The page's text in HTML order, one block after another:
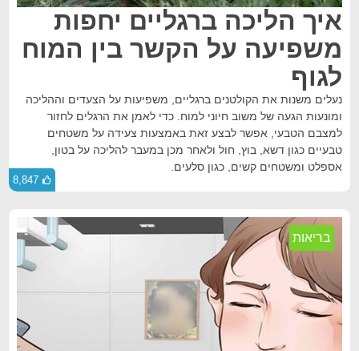
איך הליכה ברגליים יחפות
משפיעה על הקשר בין המוח
לגוף
נעלים משנות את הקולטנים ברגליים, משפיעות על הצעדים וההליכה
ומונעות הגעה של משוב חיוני למוח. כדי לאמן את הרגלים לחזור
למצבם הטבעי, אפשר לבצע זאת באמצעות צעידה על משטחים
טבעיים כגון דשא, בוץ, חול ולאחר מכן במעבר להליכה על בטון,
אספלט ומשטחים קשים, כגון סלעים.
8,847
בריאות